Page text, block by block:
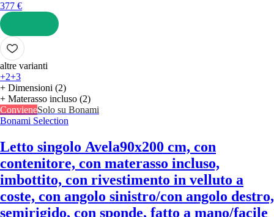
377 €
AGGIUNGI
altre varianti
+2+3
+ Dimensioni (2)
+ Materasso incluso (2)
ConvieneSolo su Bonami
Bonami Selection
Letto singolo Avela90x200 cm, con
contenitore, con materasso incluso,
imbottito, con rivestimento in velluto a
coste, con angolo sinistro/con angolo destro,
semirigido, con sponde, fatto a mano/facile